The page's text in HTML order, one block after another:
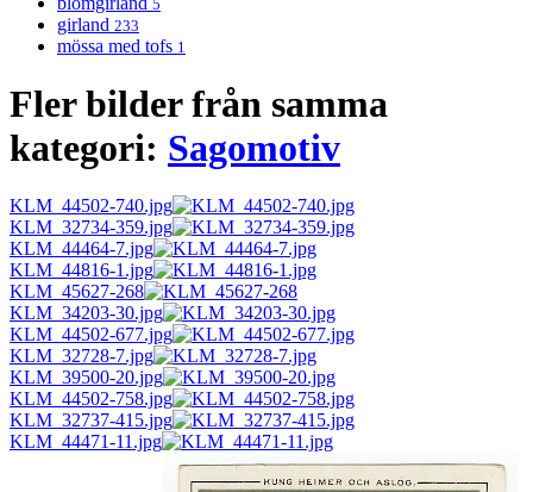
5
girland 233
mössa med tofs 1
Fler bilder från samma
kategori: Sagomotiv
KLM_44502-740.jpg
KLM_32734-359.jpg
KLM_44464-7.jpg
KLM_44816-1.jpg
KLM_45627-268
KLM_34203-30.jpg
KLM_44502-677.jpg
KLM_32728-7.jpg
KLM_39500-20.jpg
KLM_44502-758.jpg
KLM_32737-415.jpg
KLM_44471-11.jpg